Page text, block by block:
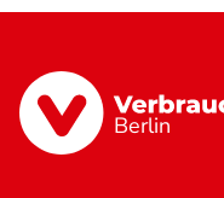
Berlin